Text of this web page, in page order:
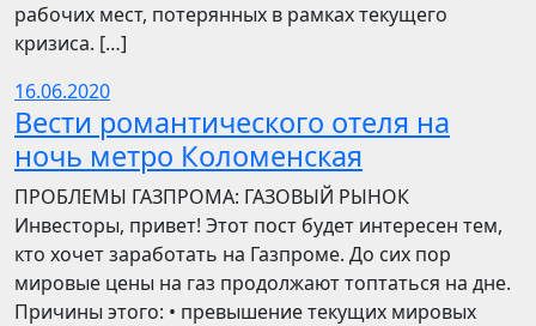
рабочих мест, потерянных в рамках текущего
кризиса. […]
16.06.2020
Вести романтического отеля на
ночь метро Коломенская
ПРОБЛЕМЫ ГАЗПРОМА: ГАЗОВЫЙ РЫНОК
Инвесторы, привет! Этот пост будет интересен тем,
кто хочет заработать на Газпроме. До сих пор
мировые цены на газ продолжают топтаться на дне.
Причины этого: • превышение текущих мировых